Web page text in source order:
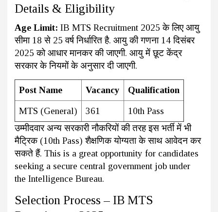
Details & Eligibility
Age Limit: IB MTS Recruitment 2025 के लिए आयु
सीमा 18 से 25 वर्ष निर्धारित है. आयु की गणना 14 दिसंबर
2025 को आधार मानकर की जाएगी. आयु में छूट केंद्र
सरकार के नियमों के अनुसार दी जाएगी.
Post Name Vacancy Qualification
MTS (General) 361
10th Pass
उम्मीदवार अन्य सरकारी नौकरियों की तरह इस भर्ती में भी
मैट्रिक (10th Pass) शैक्षणिक योग्यता के साथ आवेदन कर
सकते हैं. This is a great opportunity for candidates
seeking a secure central government job under
the Intelligence Bureau.
Selection Process – IB MTS